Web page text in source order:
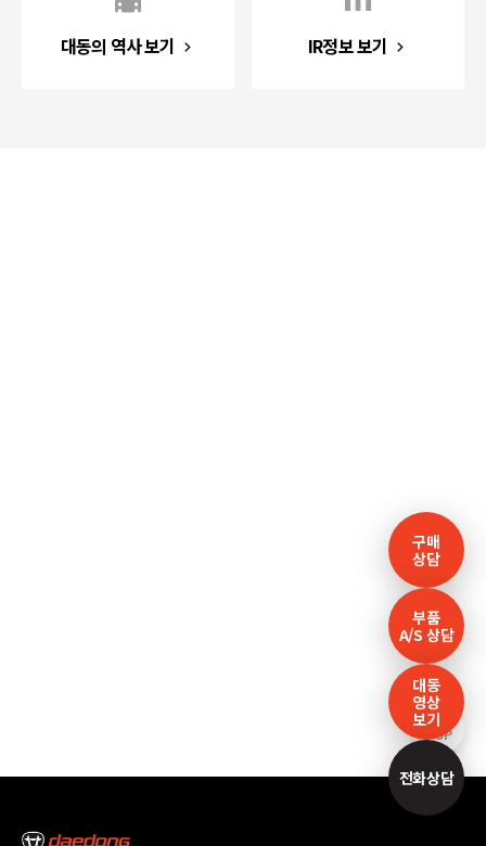
대동의 역사 보기 IR정보 보기
구매
상담
부품
A/S 상담
대동
영상
보기
전화상담
TOP